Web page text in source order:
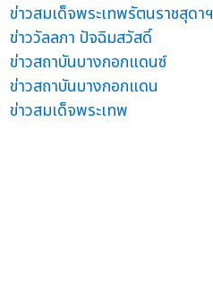
ข่าวสมเด็จพระเทพรัตนราชสุดาฯ
ข่าววัลลภา ปัจฉิมสวัสดิ์
ข่าวสถาบันบางกอกแดนซ์
ข่าวสถาบันบางกอกแดน
ข่าวสมเด็จพระเทพ